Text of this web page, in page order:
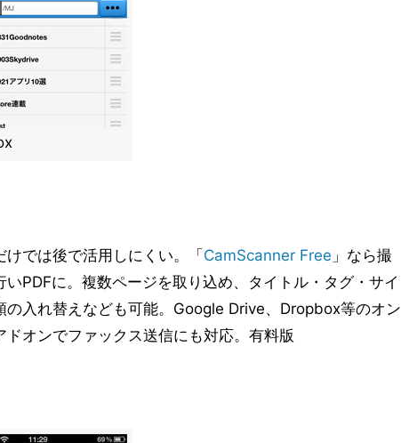
では後で活用しにくい。「 CamScanner Free 」なら撮
PDFに。複数ページを取り込め、タイトル・タグ・サイ
の入れ替えなども可能。Google Drive、Dropbox等のオン
オンでファックス送信にも対応。有料版